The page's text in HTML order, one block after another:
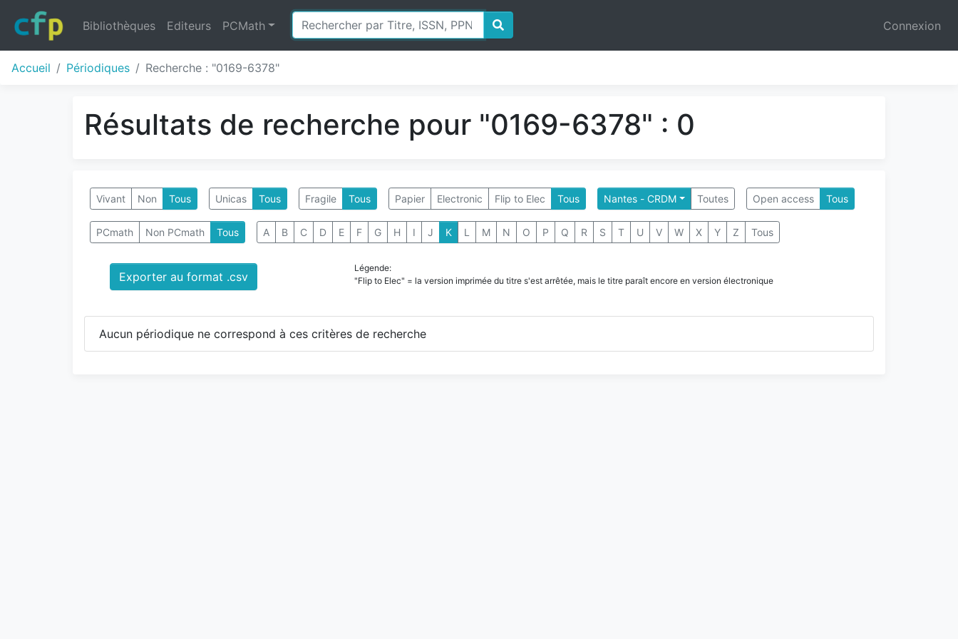
Bibliothèques Editeurs PCMath Connexion
Accueil Périodiques Recherche : "0169-6378"
Résultats de recherche pour "0169-6378" : 0
Vivant Non Tous Unicas Tous Fragile Tous Papier Electronic Flip to Elec Tous Nantes - CRDM Toutes Open access Tous
PCmath Non PCmath Tous A B C D E F G H I J K L M N O P Q R S T U V W X Y Z Tous
Exporter au format .csv
Légende:
"Flip to Elec" = la version imprimée du titre s'est arrêtée, mais le titre paraît encore en version électronique
Aucun périodique ne correspond à ces critères de recherche